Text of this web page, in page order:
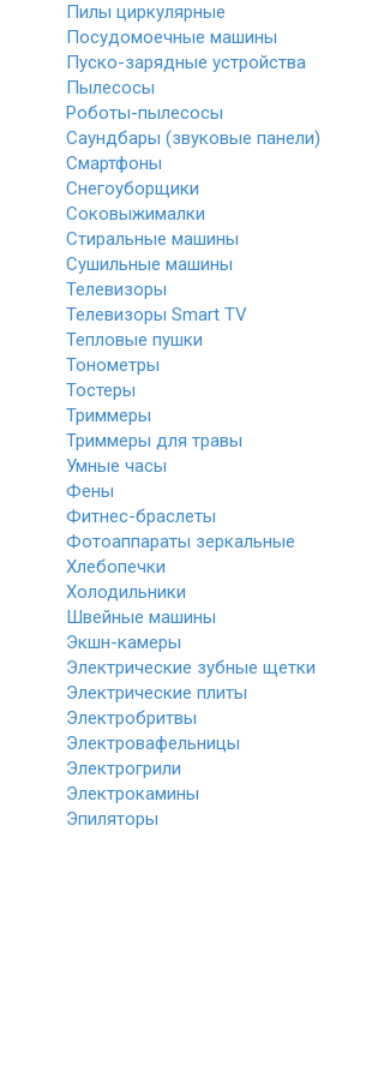
Пилы циркулярные
Посудомоечные машины
Пуско-зарядные устройства
Пылесосы
Роботы-пылесосы
Саундбары (звуковые панели)
Смартфоны
Снегоуборщики
Соковыжималки
Стиральные машины
Сушильные машины
Телевизоры
Телевизоры Smart TV
Тепловые пушки
Тонометры
Тостеры
Триммеры
Триммеры для травы
Умные часы
Фены
Фитнес-браслеты
Фотоаппараты зеркальные
Хлебопечки
Холодильники
Швейные машины
Экшн-камеры
Электрические зубные щетки
Электрические плиты
Электробритвы
Электровафельницы
Электрогрили
Электрокамины
Эпиляторы